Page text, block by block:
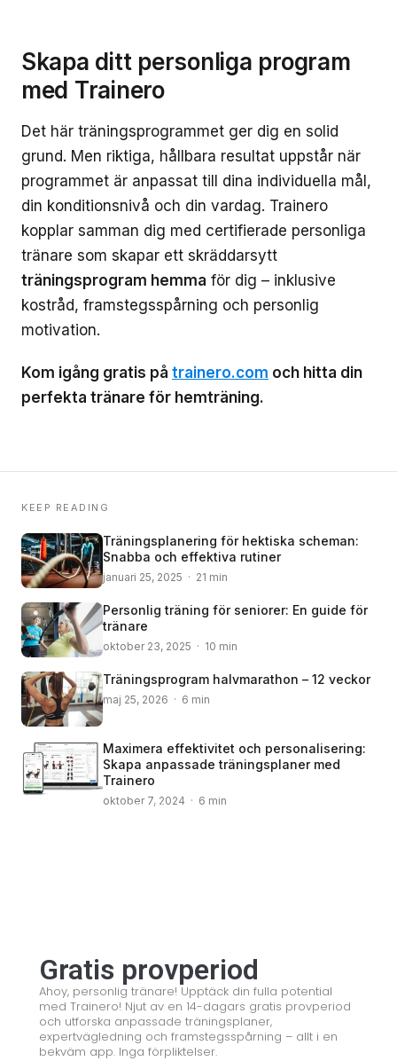
Skapa ditt personliga program
med Trainero
Det här träningsprogrammet ger dig en solid
grund. Men riktiga, hållbara resultat uppstår när
programmet är anpassat till dina individuella mål,
din konditionsnivå och din vardag. Trainero
kopplar samman dig med certifierade personliga
tränare som skapar ett skräddarsytt
träningsprogram hemma för dig – inklusive
kostråd, framstegsspårning och personlig
motivation.
Kom igång gratis på trainero.com och hitta din
perfekta tränare för hemträning.
KEEP READING
Träningsplanering för hektiska scheman:
Snabba och effektiva rutiner
januari 25, 2025 · 21 min
Personlig träning för seniorer: En guide för
tränare
oktober 23, 2025 · 10 min
Träningsprogram halvmarathon – 12 veckor
maj 25, 2026 · 6 min
Maximera effektivitet och personalisering:
Skapa anpassade träningsplaner med
Trainero
oktober 7, 2024 · 6 min
© 2008 – 2024 Copyright © Trainero.com
Gratis provperiod
Ahoy, personlig tränare! Upptäck din fulla potential
med Trainero! Njut av en 14-dagars gratis provperiod
och utforska anpassade träningsplaner,
expertvägledning och framstegsspårning – allt i en
bekväm app. Inga förpliktelser.